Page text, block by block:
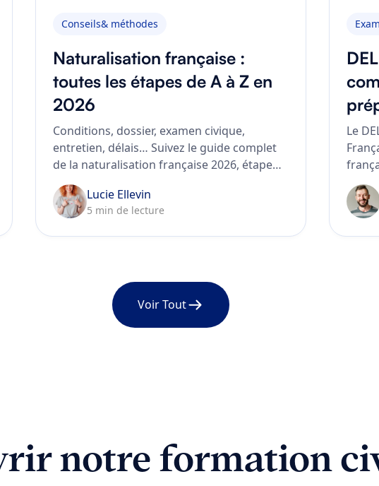
Conseils& méthodes
Naturalisation française :
toutes les étapes de A à Z en
2026
Conditions, dossier, examen civique,
entretien, délais… Suivez le guide complet
de la naturalisation française 2026, étape
par étape, avec les nouvelles exigences de
la loi du 26 janvier 2024.
Lucie Ellevin
5 min de lecture
Le
Voir Tout
notre formation